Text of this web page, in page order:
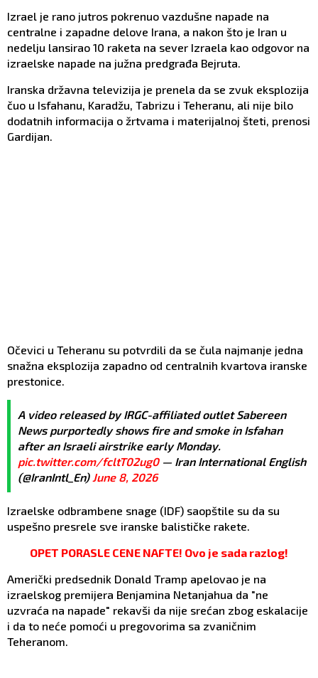
putu preobraćenja
Izrael je rano jutros pokrenuo vazdušne napade na
centralne i zapadne delove Irana, a nakon što je Iran u
nedelju lansirao 10 raketa na sever Izraela kao odgovor na
izraelske napade na južna predgrađa Bejruta.
Iranska državna televizija je prenela da se zvuk eksplozija
čuo u Isfahanu, Karadžu, Tabrizu i Teheranu, ali nije bilo
dodatnih informacija o žrtvama i materijalnoj šteti, prenosi
Gardijan.
Očevici u Teheranu su potvrdili da se čula najmanje jedna
snažna eksplozija zapadno od centralnih kvartova iranske
prestonice.
A video released by IRGC-affiliated outlet Sabereen
News purportedly shows fire and smoke in Isfahan
after an Israeli airstrike early Monday.
pic.twitter.com/fcltT02ug0— Iran International English
(@IranIntl_En) June 8, 2026
Izraelske odbrambene snage (IDF) saopštile su da su
uspešno presrele sve iranske balističke rakete.
OPET PORASLE CENE NAFTE! Ovo je sada razlog!
Američki predsednik Donald Tramp apelovao je na
izraelskog premijera Benjamina Netanjahua da "ne
uzvraća na napade" rekavši da nije srećan zbog eskalacije
i da to neće pomoći u pregovorima sa zvaničnim
Teheranom.